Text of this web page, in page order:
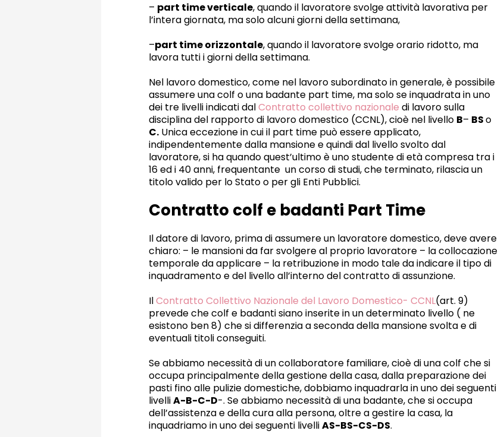
– part time verticale, quando il lavoratore svolge attività lavorativa per
l’intera giornata, ma solo alcuni giorni della settimana,
–part time orizzontale, quando il lavoratore svolge orario ridotto, ma
lavora tutti i giorni della settimana.
Nel lavoro domestico, come nel lavoro subordinato in generale, è possibile
assumere una colf o una badante part time, ma solo se inquadrata in uno
dei tre livelli indicati dalContratto collettivo nazionale di lavoro sulla
disciplina del rapporto di lavoro domestico (CCNL), cioè nel livello B– BSo
C. Unica eccezione in cui il part time può essere applicato,
indipendentemente dalla mansione e quindi dal livello svolto dal
lavoratore, si ha quando quest’ultimo è uno studente di età compresa tra i
16 ed i 40 anni, frequentante un corso di studi, che terminato, rilascia un
titolo valido per lo Stato o per gli Enti Pubblici.
Contratto colf e badanti Part Time
Il datore di lavoro, prima di assumere un lavoratore domestico, deve avere
chiaro: – le mansioni da far svolgere al proprio lavoratore – la collocazione
temporale da applicare – la retribuzione in modo tale da indicare il tipo di
inquadramento e del livello all’interno del contratto di assunzione.
IlContratto Collettivo Nazionale del Lavoro Domestico- CCNL(art. 9)
prevede che colf e badanti siano inserite in un determinato livello ( ne
esistono ben 8) che si differenzia a seconda della mansione svolta e di
eventuali titoli conseguiti.
Se abbiamo necessità di un collaboratore familiare, cioè di una colf che si
occupa principalmente della gestione della casa, dalla preparazione dei
pasti fino alle pulizie domestiche, dobbiamo inquadrarla in uno dei seguenti
livelliA-B-C-D-. Se abbiamo necessità di una badante, che si occupa
dell’assistenza e della cura alla persona, oltre a gestire la casa, la
inquadriamo in uno dei seguenti livelliAS-BS-CS-DS.